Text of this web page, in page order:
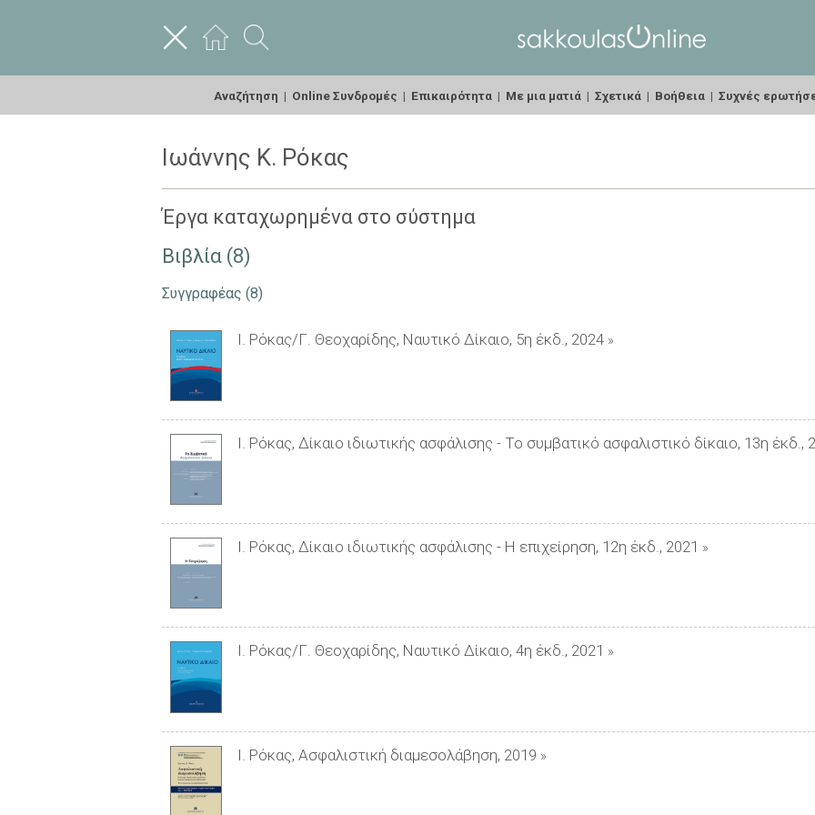
Αναζήτηση | Online Συνδρομές | Επικαιρότητα | Με μια ματιά | Σχετικά | Βοήθεια | Συχνές
Ιωάννης Κ. Ρόκας
Έργα καταχωρημένα στο σύστημα
Βιβλία (8)
Συγγραφέας (8)
Ι. Ρόκας/Γ. Θεοχαρίδης, Ναυτικό Δίκαιο, 5η έκδ., 2024»
Ι. Ρόκας, Δίκαιο ιδιωτικής ασφάλισης - Το συμβατικό ασφαλιστικό δίκαιο, 13η έκδ.,
Ι. Ρόκας, Δίκαιο ιδιωτικής ασφάλισης - Η επιχείρηση, 12η έκδ., 2021 »
Ι. Ρόκας/Γ. Θεοχαρίδης, Ναυτικό Δίκαιο, 4η έκδ., 2021 »
Ι. Ρόκας, Ασφαλιστική διαμεσολάβηση, 2019 »